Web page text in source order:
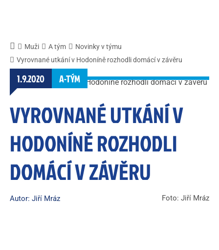
Muži A tým
Novinky v týmu
Vyrovnané utkání v Hodoníně rozhodli domácí v závěru
1.9.2020 A-TÝM
VYROVNANÉ UTKÁNÍ V
HODONÍNĚ ROZHODLI
DOMÁCÍ V ZÁVĚRU
Autor: Jiří Mráz Foto: Jiří Mráz